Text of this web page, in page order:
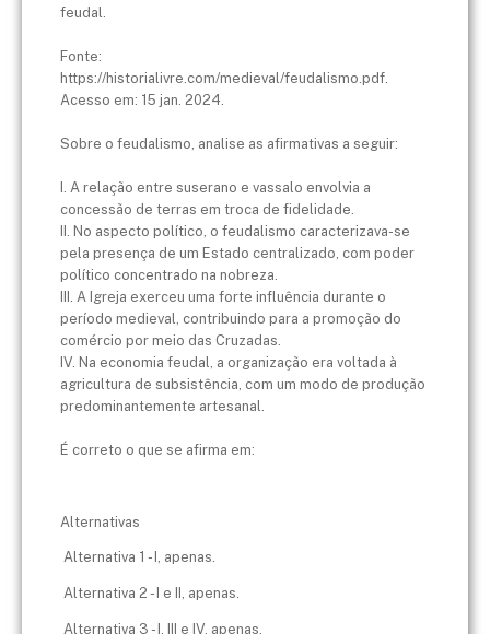
feudal.
Fonte:
https://historialivre.com/medieval/feudalismo.pdf.
Acesso em: 15 jan. 2024.
Sobre o feudalismo, analise as afirmativas a seguir:
I. A relação entre suserano e vassalo envolvia a
concessão de terras em troca de fidelidade.
II. No aspecto político, o feudalismo caracterizava-se
pela presença de um Estado centralizado, com poder
político concentrado na nobreza.
III. A Igreja exerceu uma forte influência durante o
período medieval, contribuindo para a promoção do
comércio por meio das Cruzadas.
IV. Na economia feudal, a organização era voltada à
agricultura de subsistência, com um modo de produção
predominantemente artesanal.
É correto o que se afirma em:
Alternativas
Alternativa 1 - I, apenas.
Alternativa 2 - I e II, apenas.
Alternativa 3 - I, III e IV, apenas.